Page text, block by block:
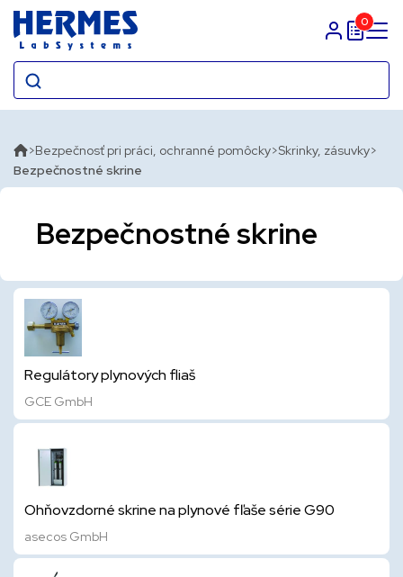
Prihlasit sa
0
Bezpečnosť pri práci, ochranné pomôcky Skrinky, zásuvky
Bezpečnostné skrine
Bezpečnostné skrine
Regulátory plynových fliaš
GCE GmbH
Ohňovzdorné skrine na plynové fľaše série G90
asecos GmbH